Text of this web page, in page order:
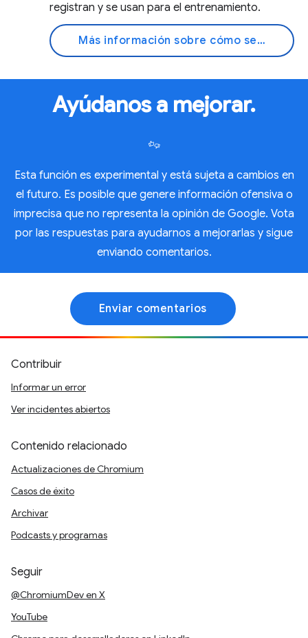
registran y se usan para el entrenamiento.
Más información sobre cómo se usan tus datos
Ayúdanos a mejorar.
Esta función es experimental y está sujeta a cambios en
el futuro. Es posible que genere información ofensiva o
imprecisa que no representa la opinión de Google. Vota
por las respuestas para ayudarnos a mejorarlas y sigue
enviando comentarios.
Enviar comentarios
Contribuir
Informar un error
Ver incidentes abiertos
Contenido relacionado
Actualizaciones de Chromium
Casos de éxito
Archivar
Podcasts y programas
Seguir
@ChromiumDev en X
YouTube